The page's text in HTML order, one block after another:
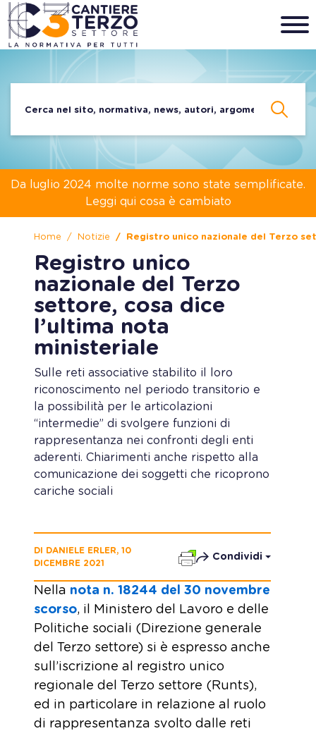
Da luglio 2024 molte norme sono state semplificate.
Leggi qui cosa è cambiato
Home Notizie Registro unico nazionale del Terzo
Registro unico
nazionale del Terzo
settore, cosa dice
l’ultima nota
ministeriale
Sulle reti associative stabilito il loro
riconoscimento nel periodo transitorio e
la possibilità per le articolazioni
“intermedie” di svolgere funzioni di
rappresentanza nei confronti degli enti
aderenti. Chiarimenti anche rispetto alla
comunicazione dei soggetti che ricoprono
cariche sociali
DI DANIELE ERLER, 10
DICEMBRE 2021
Condividi
Nella nota n. 18244 del 30 novembre
scorso, il Ministero del Lavoro e delle
Politiche sociali (Direzione generale
del Terzo settore) si è espresso anche
sull’iscrizione al registro unico
regionale del Terzo settore (Runts),
ed in particolare in relazione al ruolo
di rappresentanza svolto dalle reti